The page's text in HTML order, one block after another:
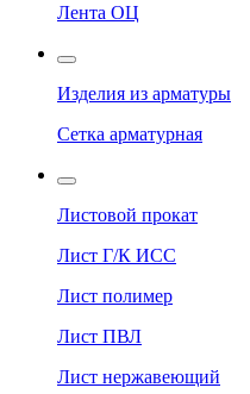
Лента ОЦ
Изделия из арматуры
Сетка арматурная
Листовой прокат
Лист Г/К ИСС
Лист полимер
Лист ПВЛ
Лист нержавеющий